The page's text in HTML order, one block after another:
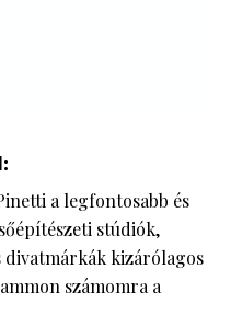
a legfontosabb és
stúdiók,
divatmárkák kizárólagos
számomra a